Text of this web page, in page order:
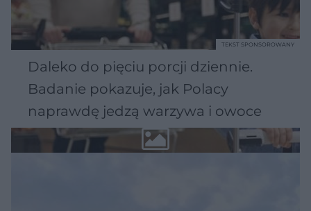
Daleko do pięciu porcji dziennie.
Badanie pokazuje, jak Polacy
naprawdę jedzą warzywa i owoce
TEKST SPONSOROWANY